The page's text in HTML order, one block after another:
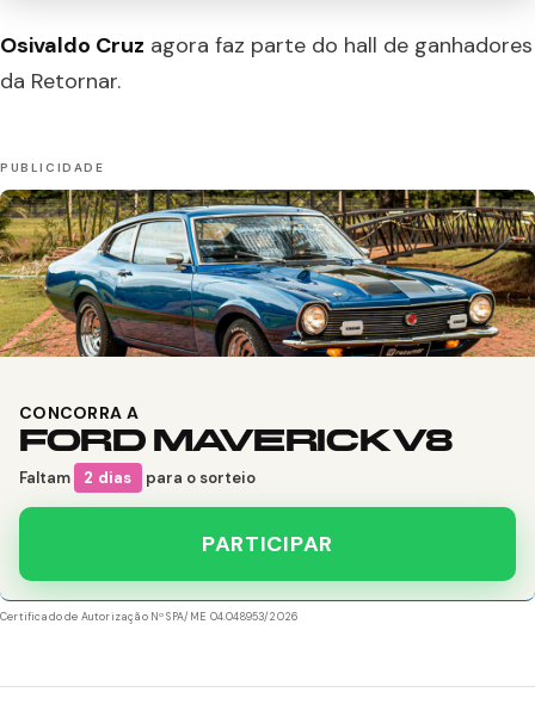
Osivaldo Cruz agora faz parte do hall de ganhadores
da Retornar.
CONCORRA A
FORD MAVERICK V8
Faltam 2 dias para o sorteio
PARTICIPAR
Certificado de Autorização Nº SPA/ME 04.048953/2026